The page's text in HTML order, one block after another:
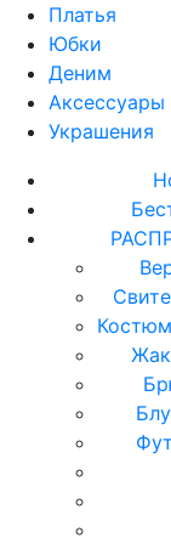
Платья
Юбки
Деним
Аксессуары
Украшения